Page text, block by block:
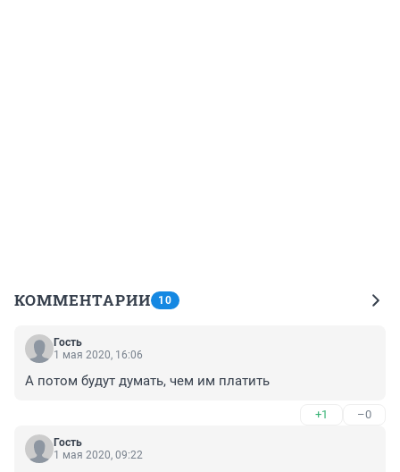
КОММЕНТАРИИ 10
Гость
1 мая 2020, 16:06
А потом будут думать, чем им платить
+1 –0
Гость
1 мая 2020, 09:22